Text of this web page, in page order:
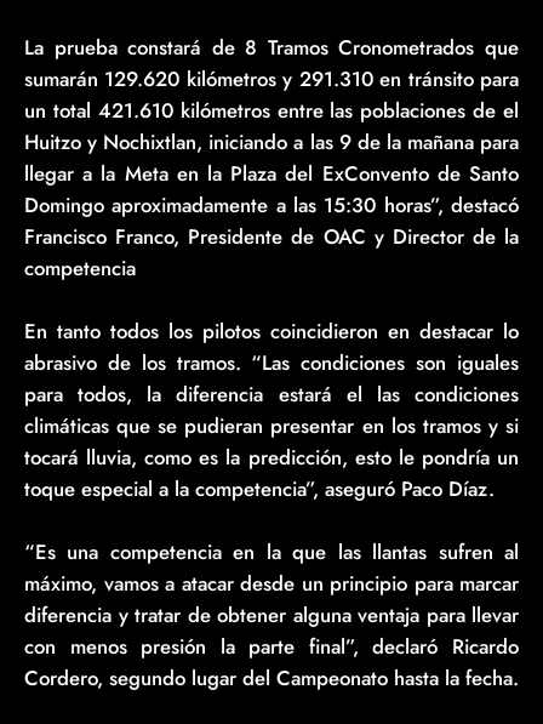
La prueba constará de 8 Tramos Cronometrados que
sumarán 129.620 kilómetros y 291.310 en tránsito para
un total 421.610 kilómetros entre las poblaciones de el
Huitzo y Nochixtlan, iniciando a las 9 de la mañana para
llegar a la Meta en la Plaza del ExConvento de Santo
Domingo aproximadamente a las 15:30 horas”, destacó
Francisco Franco, Presidente de OAC y Director de la
competencia
En tanto todos los pilotos coincidieron en destacar lo
abrasivo de los tramos. “Las condiciones son iguales
para todos, la diferencia estará el las condiciones
climáticas que se pudieran presentar en los tramos y si
tocará lluvia, como es la predicción, esto le pondría un
toque especial a la competencia”, aseguró Paco Díaz.
“Es una competencia en la que las llantas sufren al
máximo, vamos a atacar desde un principio para marcar
diferencia y tratar de obtener alguna ventaja para llevar
con menos presión la parte final”, declaró Ricardo
Cordero, segundo lugar del Campeonato hasta la fecha.